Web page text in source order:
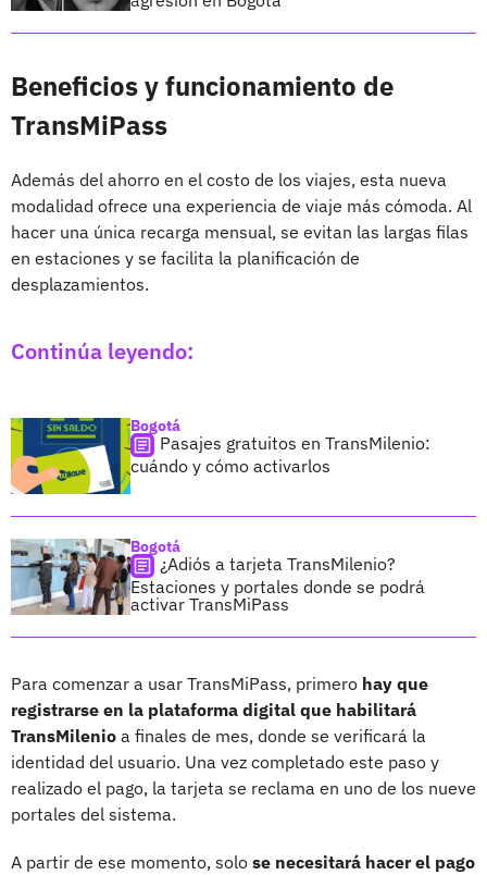
Beneficios y funcionamiento de
TransMiPass
Además del ahorro en el costo de los viajes, esta nueva
modalidad ofrece una experiencia de viaje más cómoda. Al
hacer una única recarga mensual, se evitan las largas filas
en estaciones y se facilita la planificación de
desplazamientos.
Continúa leyendo:
Bogotá
Pasajes gratuitos en TransMilenio:
cuándo y cómo activarlos
Bogotá
¿Adiós a tarjeta TransMilenio?
Estaciones y portales donde se podrá
activar TransMiPass
Para comenzar a usar TransMiPass, primero hay que
registrarse en la plataforma digital que habilitará
TransMilenio a finales de mes, donde se verificará la
identidad del usuario. Una vez completado este paso y
realizado el pago, la tarjeta se reclama en uno de los nueve
portales del sistema.
A partir de ese momento, solo se necesitará hacer el pago